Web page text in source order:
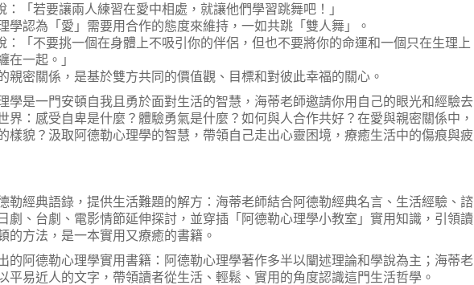
若要讓兩人練習在愛中相處，就讓他們學習跳舞吧！」
認為「愛」需要用合作的態度來維持，一如共跳「雙人舞」。
不要挑一個在身體上不吸引你的伴侶，但也不要將你的命運和一個只在生理上
在一起。」
密關係，是基於雙方共同的價值觀、目標和對彼此幸福的關心。
是一門安頓自我且勇於面對生活的智慧，海蒂老師邀請你用自己的眼光和經驗去
界：感受自卑是什麼？體驗勇氣是什麼？如何與人合作共好？在愛與親密關係中，
樣貌？汲取阿德勒心理學的智慧，帶領自己走出心靈困境，療癒生活中的傷痕與疲
典語錄，提供生活難題的解方：海蒂老師結合阿德勒經典名言、生活經驗、諮
劇、台劇、電影情節延伸探討，並穿插「阿德勒心理學小教室」實用知識，引領讀
的方法，是一本實用又療癒的書籍。
德勒心理學實用書籍：阿德勒心理學著作多半以闡述理論和學說為主；海蒂老
平易近人的文字，帶領讀者從生活、輕鬆、實用的角度認識這門生活哲學。